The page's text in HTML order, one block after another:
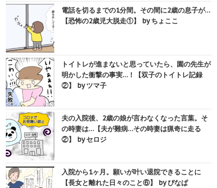
電話を切るまでの1分間。その間に2歳の息子が…
【恐怖の2歳児大脱走①】 by ちょここ
トイトレが進まないと思っていたら、園の先生が
明かした衝撃の事実…！【双子のトイトレ記録
②】 by ツマ子
夫の入院後、2歳の娘が言わなくなった言葉。そ
の時妻は…【夫が難病…その時妻は猟奇に走る
②】 by セロジ
入院から1ヶ月。願いが叶い退院できることに
【長女と離れた日々のこと⑥】 by ぴなぱ